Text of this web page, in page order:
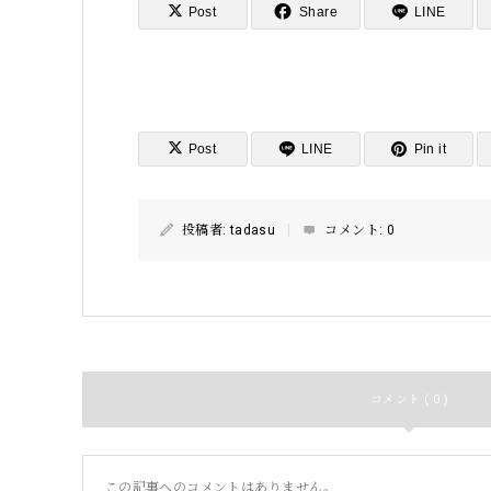
Post Share LINE
Post LINE Pin it
投稿者:tadasu コメント: 0
コメント ( 0 )
この記事へのコメントはありません。